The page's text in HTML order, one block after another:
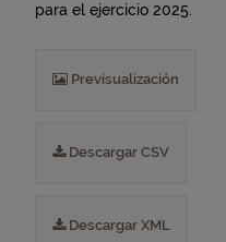
para el ejercicio 2025.
Previsualización
Descargar CSV
Descargar XML